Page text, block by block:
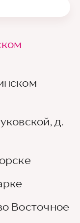
д.
Восточное